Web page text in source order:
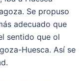
Se propuso
adecuado que
sentido que ol
Huesca. Así se